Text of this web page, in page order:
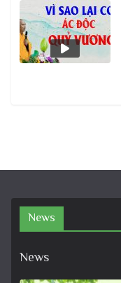
News
News